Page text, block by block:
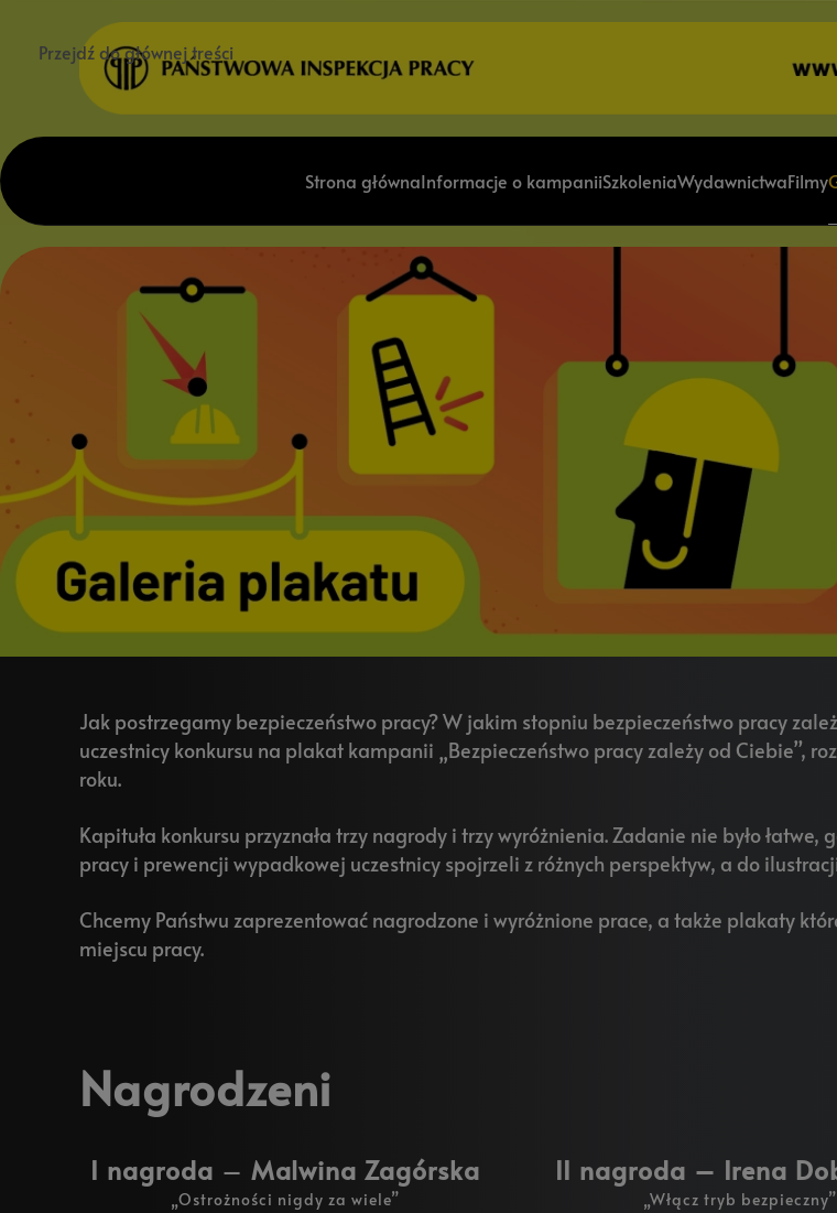
Przejdź do głównej treści
Strona głównaInformacje o kampaniiSzkoleniaWydawnictwaFilmy
Jak postrzegamy bezpieczeństwo pracy? W jakim stopniu bezpieczeństwo pracy
uczestnicy konkursu na plakat kampanii „Bezpieczeństwo pracy zależy od Ciebie”,
roku.
Kapituła konkursu przyznała trzy nagrody i trzy wyróżnienia. Zadanie nie było
pracy i prewencji wypadkowej uczestnicy spojrzeli z różnych perspektyw, a do
Chcemy Państwu zaprezentować nagrodzone i wyróżnione prace, a także plakaty
miejscu pracy.
Nagrodzeni
I nagroda – Malwina Zagórska
„Ostrożności nigdy za wiele”
II nagroda – Irena
„Włącz tryb bezpieczny”